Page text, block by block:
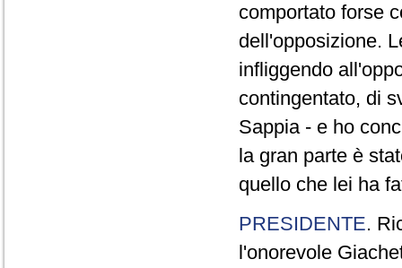
comportato forse
dell'opposizione.
infliggendo
contingentato, di
Sappia - e ho
la gran parte è
quello che lei ha
PRESIDENTE.
l'onorevole